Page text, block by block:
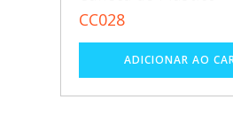
CC028